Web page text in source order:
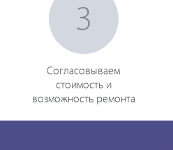
3
Согласовываем
стоимость и
возможность ремонта